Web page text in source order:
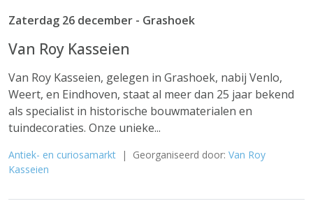
Zaterdag 26 december - Grashoek
Van Roy Kasseien
Van Roy Kasseien, gelegen in Grashoek, nabij Venlo,
Weert, en Eindhoven, staat al meer dan 25 jaar bekend
als specialist in historische bouwmaterialen en
tuindecoraties. Onze unieke...
Antiek- en curiosamarkt | Georganiseerd door: Van Roy
Kasseien